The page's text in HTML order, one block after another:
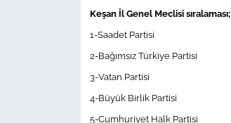
Keşan İl Genel Meclisi sıralaması;
1-Saadet Partisi
2-Bağımsız Türkiye Partisi
3-Vatan Partisi
4-Büyük Birlik Partisi
5-Cumhuriyet Halk Partisi
Flaş Haber
Dış Haberler